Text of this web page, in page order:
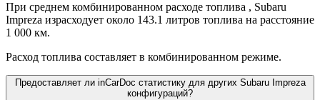
При среднем комбинированном расходе топлива , Subaru
Impreza израсходует около 143.1 литров топлива на расстояние
1 000 км.
Расход топлива составляет в комбинированном режиме.
Предоставляет ли inCarDoc статистику для других Subaru Impreza
конфигураций?